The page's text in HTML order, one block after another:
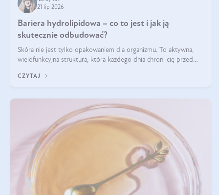
21 lip 2026
Bariera hydrolipidowa – co to jest i jak ją
skutecznie odbudować?
Skóra nie jest tylko opakowaniem dla organizmu. To aktywna,
wielofunkcyjna struktura, która każdego dnia chroni cię przed
środowiskowymi. Jednym z jej kluczowych elementów jest
CZYTAJ